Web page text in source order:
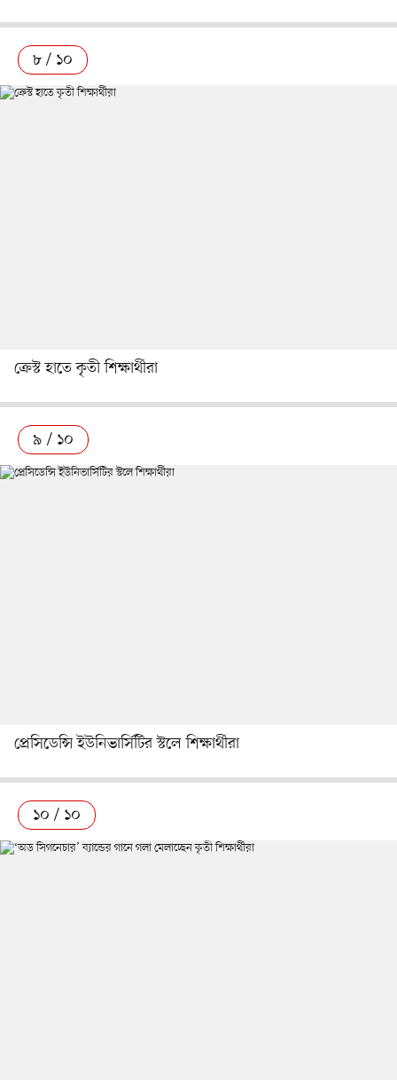
৮ / ১০
ক্রেস্ট হাতে কৃতী শিক্ষার্থীরা
৯ / ১০
প্রেসিডেন্সি ইউনিভার্সিটির স্টলে শিক্ষার্থীরা
১০ / ১০